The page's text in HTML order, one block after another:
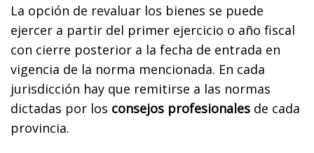
La opción de revaluar los bienes se puede
ejercer a partir del primer ejercicio o año fiscal
con cierre posterior a la fecha de entrada en
vigencia de la norma mencionada. En cada
jurisdicción hay que remitirse a las normas
dictadas por los consejos profesionales de cada
provincia.